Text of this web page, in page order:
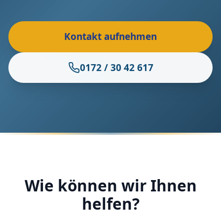
Kontakt aufnehmen
0172 / 30 42 617
Wie können wir Ihnen
helfen?